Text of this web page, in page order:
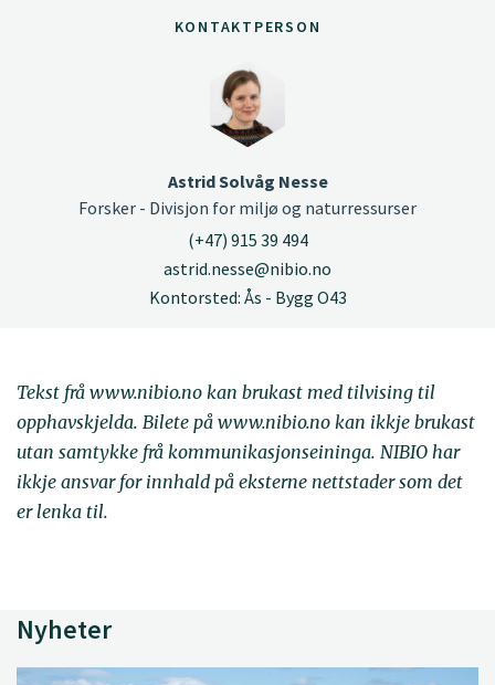
KONTAKTPERSON
Astrid Solvåg Nesse
Forsker - Divisjon for miljø og naturressurser
(+47) 915 39 494
astrid.nesse@nibio.no
Kontorsted: Ås - Bygg O43
Tekst frå www.nibio.no kan brukast med tilvising til
opphavskjelda. Bilete på www.nibio.no kan ikkje brukast
utan samtykke frå kommunikasjonseininga. NIBIO har
ikkje ansvar for innhald på eksterne nettstader som det
er lenka til.
Nyheter